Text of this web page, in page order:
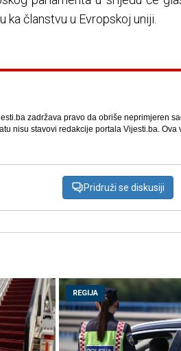
ka članstvu u Evropskoj uniji.
zadržava pravo da obriše neprimjeren
nisu stavovi redakcije portala Vijesti.ba. Ova
Pridruži se diskusiji
REGIJA